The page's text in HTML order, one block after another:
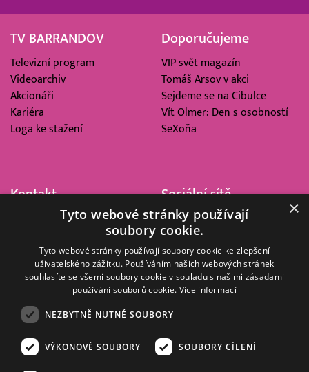
TV BARRANDOV
Televizní program
Videoarchiv
Akcionáři
Kariéra
Loga ke stažení
Doporučujeme
VIP svět magazín
Tomáš Arsov v akci
Sejdeme se na Cibulce
Vít Olmer: Den s osobností
SeXoňa
Kontakt
Barrandov Televizní Studio,
Kříženeckého nám. 322
152 00 Praha 5
IČ 416 93 311
Sociální sítě
© 2008–2026 EMPRESA MEDIA, a.s. Všechna práva vyhrazena.
×
Tyto webové stránky používají
soubory cookie.
Tyto webové stránky používají soubory cookie ke zlepšení
uživatelského zážitku. Používáním našich webových stránek
souhlasíte se všemi soubory cookie v souladu s našimi zásadami
používání souborů cookie. Více informací
NEZBYTNĚ NUTNÉ SOUBORY
VÝKONOVÉ SOUBORY SOUBORY CÍLENÍ